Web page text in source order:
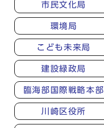
市民文化局
環境局
こども未来局
建設緑政局
臨海部国際戦略本部
川崎区役所